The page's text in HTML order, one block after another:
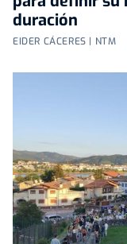
duración
EIDER CÁCERES | NTM